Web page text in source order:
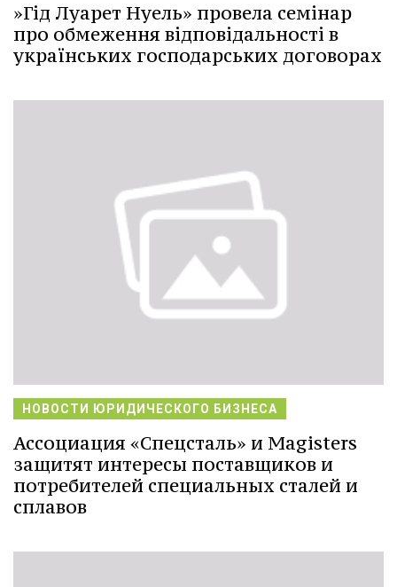
»Гід Луарет Нуель» провела семінар
про обмеження відповідальності в
українських господарських договорах
НОВОСТИ ЮРИДИЧЕСКОГО БИЗНЕСА
Ассоциация «Спецсталь» и Magisters
защитят интересы поставщиков и
потребителей специальных сталей и
сплавов